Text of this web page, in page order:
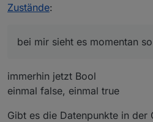
Zustände:
bei mir sieht es momentan
immerhin jetzt Bool
einmal false, einmal true
Gibt es die Datenpunkte in der